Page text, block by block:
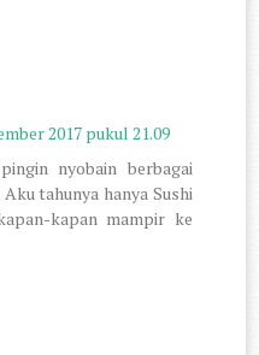
2017 pukul 21.09
nyobain berbagai
Aku tahunya hanya Sushi
kapan mampir ke